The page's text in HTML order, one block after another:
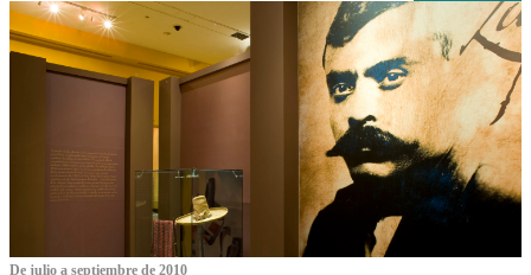
De julio a septiembre de 2010